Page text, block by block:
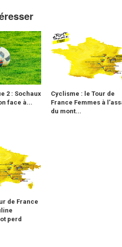
2 : Sochaux
face à...
Cyclisme : le Tour de
France Femmes à
du mont...
de France
perd